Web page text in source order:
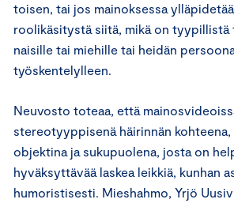
toisen, tai jos mainoksessa
roolikäsitystä siitä, mikä on tyypillistä
naisille tai miehille tai heidän
työskentelylleen.
Neuvosto toteaa, että
stereotyyppisenä häirinnän kohteena,
objektina ja sukupuolena, josta on
hyväksyttävää laskea leikkiä, kunhan
humoristisesti. Mieshahmo, Yrjö